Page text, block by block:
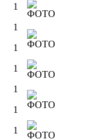
1
1
1
1
1
1
1